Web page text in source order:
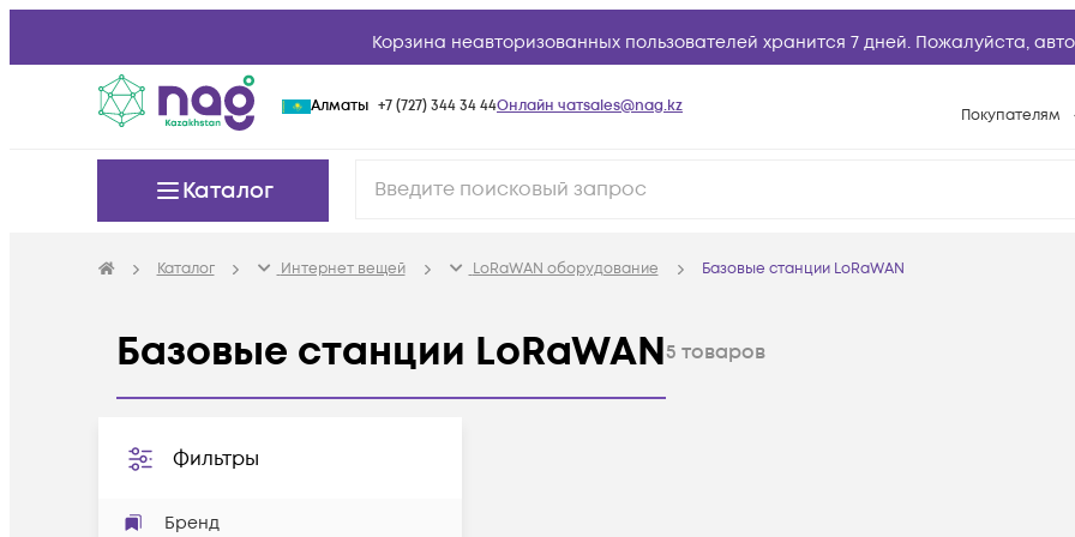
Корзина неавторизованных пользователей хранится 7 дней. Пожалуйста,
Алматы +7 (727) 344 34 44Онлайн чатsales@nag.kz Покупателям
Каталог
Каталог Интернет вещей LoRaWAN оборудование Базовые станции LoRaWAN
Базовые станции LoRaWAN5 товаров
Фильтры
Бренд